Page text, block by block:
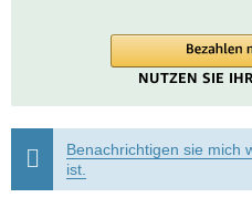
Benachrichtigen sie mich
ist.